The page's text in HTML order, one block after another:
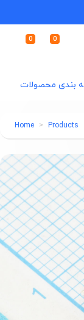
0 0
بندی محصولات
Home Products